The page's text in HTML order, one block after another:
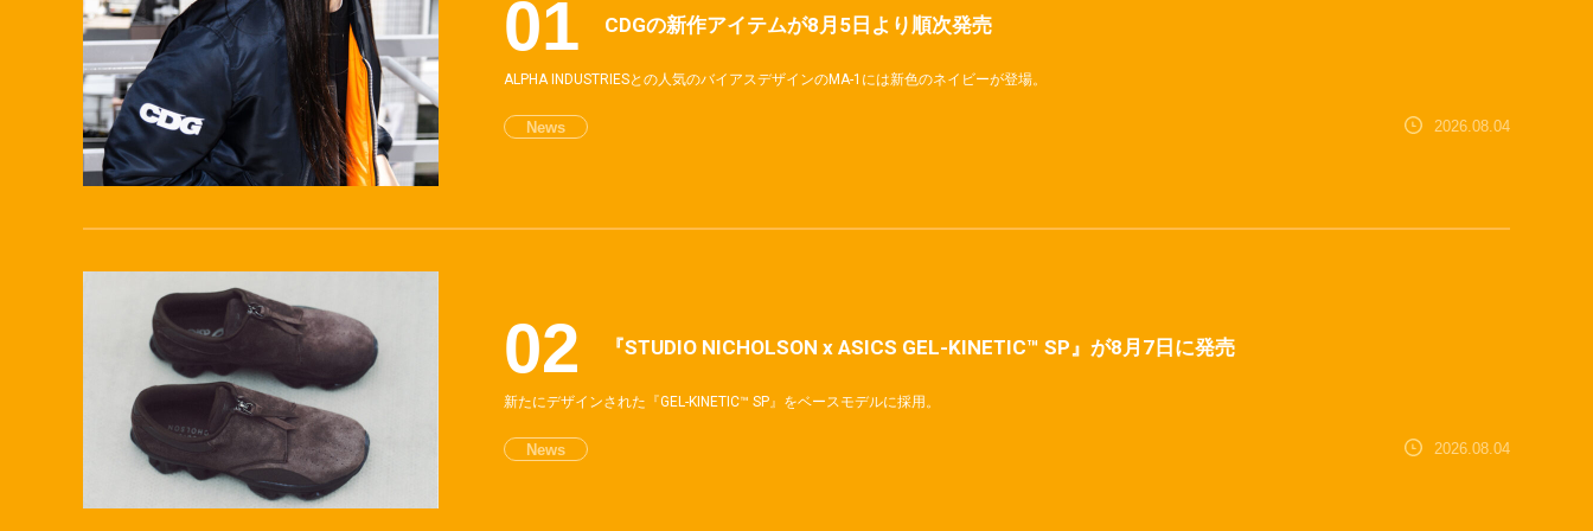
CDGの新作アイテムが8月5日より順次発売
ALPHA INDUSTRIESとの人気のバイアスデザインのMA-1には新色のネイビーが登場。
News 2026.08.04
『STUDIO NICHOLSON x ASICS GEL-KINETIC™ SP』が8月7日に発売
新たにデザインされた『GEL-KINETIC™ SP』をベースモデルに採用。
News 2026.08.04